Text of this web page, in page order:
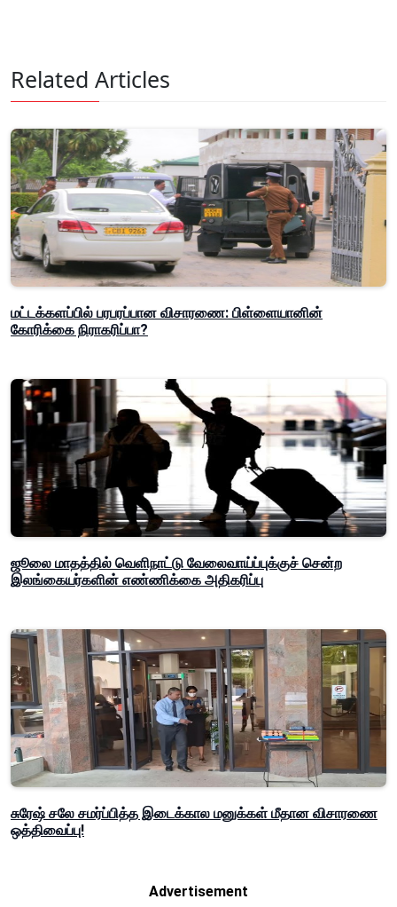
Related Articles
மட்டக்களப்பில் பரபரப்பான விசாரணை: பிள்ளையானின்
கோரிக்கை நிராகரிப்பா?
ஜூலை மாதத்தில் வெளிநாட்டு வேலைவாய்ப்புக்குச் சென்ற
இலங்கையர்களின் எண்ணிக்கை அதிகரிப்பு
சுரேஷ் சலே சமர்ப்பித்த இடைக்கால மனுக்கள் மீதான விசாரணை
ஒத்திவைப்பு!
Advertisement